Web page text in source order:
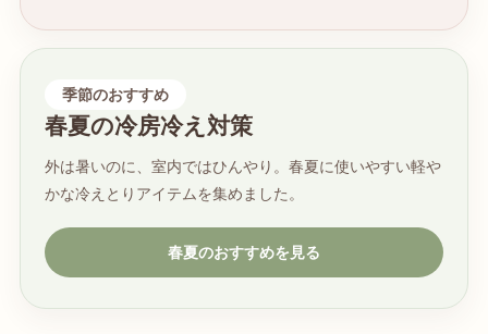
季節のおすすめ
春夏の冷房冷え対策
外は暑いのに、室内ではひんやり。春夏に使いやすい軽や
かな冷えとりアイテムを集めました。
春夏のおすすめを見る